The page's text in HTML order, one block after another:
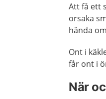
Att få ett
orsaka
hända
Ont i
får ont i
När